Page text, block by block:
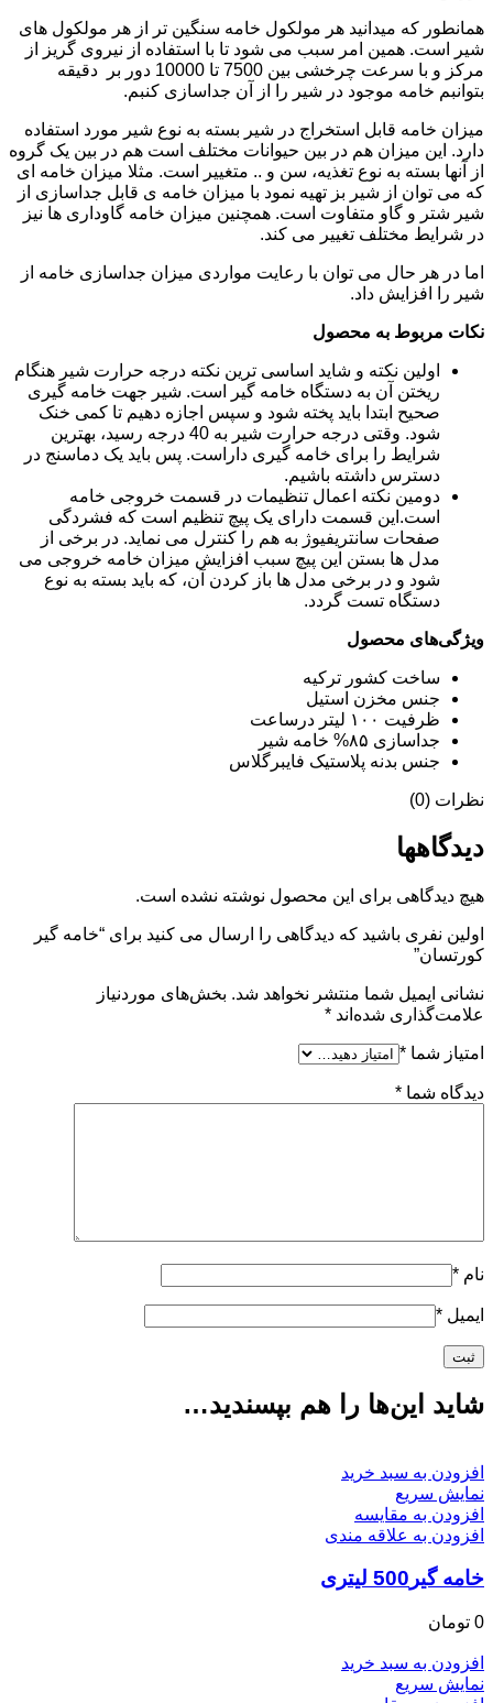
همانطور که میدانید هر مولکول خامه سنگین تر از هر مولکول های
شیر است. همین امر سبب می شود تا با استفاده از نیروی گریز از
مرکز و با سرعت چرخشی بین 7500 تا 10000 دور بر دقیقه
بتوانبم خامه موجود در شیر را از آن جداسازی کنبم.
میزان خامه قابل استخراج در شیر بسته به نوع شیر مورد استفاده
دارد. این میزان هم در بین حیوانات مختلف است هم در بین یک گروه
از آنها بسته به نوع تغذیه، سن و .. متغییر است. مثلا میزان خامه ای
که می توان از شیر بز تهیه نمود با میزان خامه ی قابل جداسازی از
شیر شتر و گاو متفاوت است. همچنین میزان خامه گاوداری ها نیز
در شرایط مختلف تغییر می کند.
اما در هر حال می توان با رعایت مواردی میزان جداسازی خامه از
شیر را افزایش داد.
نکات مربوط به محصول
اولین نکته و شاید اساسی ترین نکته درجه حرارت شیر هنگام
ریختن آن به دستگاه خامه گیر است. شیر جهت خامه گیری
صحیح ابتدا باید پخته شود و سپس اجازه دهیم تا کمی خنک
شود. وقتی درجه حرارت شیر به 40 درجه رسید، بهترین
شرایط را برای خامه گیری داراست. پس باید یک دماسنج در
دسترس داشته باشیم.
دومین نکته اعمال تنظیمات در قسمت خروجی خامه
است.این قسمت دارای یک پیچ تنظیم است که فشردگی
صفحات سانتریفیوژ به هم را کنترل می نماید. در برخی از
مدل ها بستن این پیچ سبب افزایش میزان خامه خروجی می
شود و در برخی مدل ها باز کردن آن، که باید بسته به نوع
دستگاه تست گردد.
ویژگی‌های محصول
ساخت کشور ترکیه
جنس مخزن استیل
ظرفیت ۱۰۰ لیتر درساعت
جداسازی ۸۵% خامه شیر
جنس بدنه پلاستیک فایبرگلاس
نظرات (0)
دیدگاهها
هیچ دیدگاهی برای این محصول نوشته نشده است.
اولین نفری باشید که دیدگاهی را ارسال می کنید برای “خامه گیر
کورتسان”
نشانی ایمیل شما منتشر نخواهد شد. بخش‌های موردنیاز
علامت‌گذاری شده‌اند *
امتیاز شما *
دیدگاه شما *
نام *
ایمیل *
شاید این‌ها را هم بپسندید…
افزودن به سبد خرید
نمایش سریع
افزودن به مقایسه
افزودن به علاقه مندی
خامه گیر500 لیتری
0 تومان
افزودن به سبد خرید
نمایش سریع